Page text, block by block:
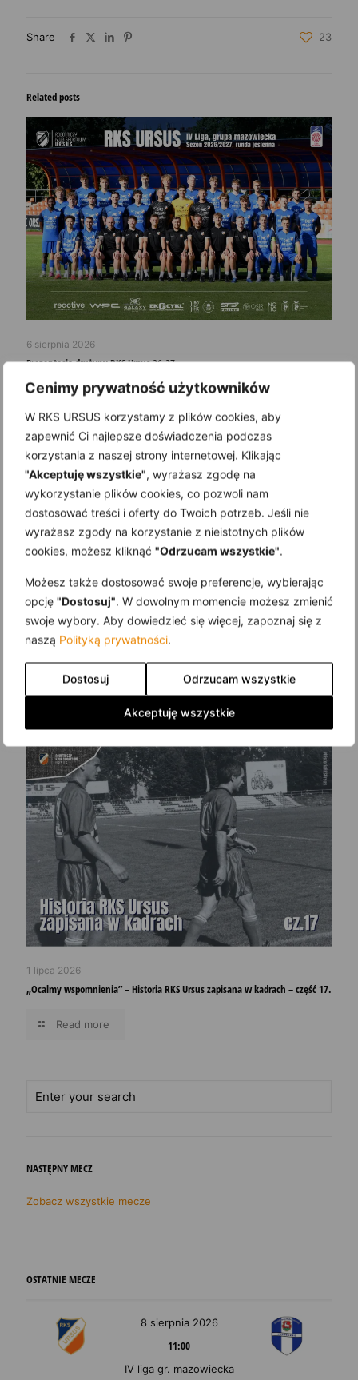
Cenimy prywatność użytkowników
W RKS URSUS korzystamy z plików cookies, aby
zapewnić Ci najlepsze doświadczenia podczas
korzystania z naszej strony internetowej. Klikając
"Akceptuję wszystkie", wyrażasz zgodę na
wykorzystanie plików cookies, co pozwoli nam
dostosować treści i oferty do Twoich potrzeb. Jeśli nie
wyrażasz zgody na korzystanie z nieistotnych plików
cookies, możesz kliknąć "Odrzucam wszystkie".
Możesz także dostosować swoje preferencje, wybierając
opcję "Dostosuj". W dowolnym momencie możesz zmienić
swoje wybory. Aby dowiedzieć się więcej, zapoznaj się z
naszą Polityką prywatności.
Dostosuj Odrzucam wszystkie
Akceptuję wszystkie
Share 23
Related posts
6 sierpnia 2026
Prezentacja drużyny RKS Ursus 26-27
Read more
Badania lekarskie zawodników Akademii RKS Ursus
1 lipca 2026
„Ocalmy wspomnienia” – Historia RKS Ursus zapisana w kadrach – część 17.
Read more
NASTĘPNY MECZ
Zobacz wszystkie mecze
OSTATNIE MECZE
8 sierpnia 2026
11:00
IV liga gr. mazowiecka